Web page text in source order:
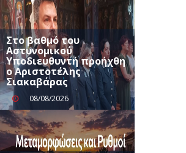
Στο βαθμό του
Αστυνομικού
Υποδιευθυντή προήχθη
ο Αριστοτέλης
Σιακαβάρας
08/08/2026